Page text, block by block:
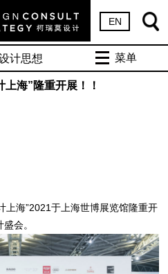
EN
计思想 菜单
海”隆重开展！！
海”2021于上海世博展览馆隆重开
会。